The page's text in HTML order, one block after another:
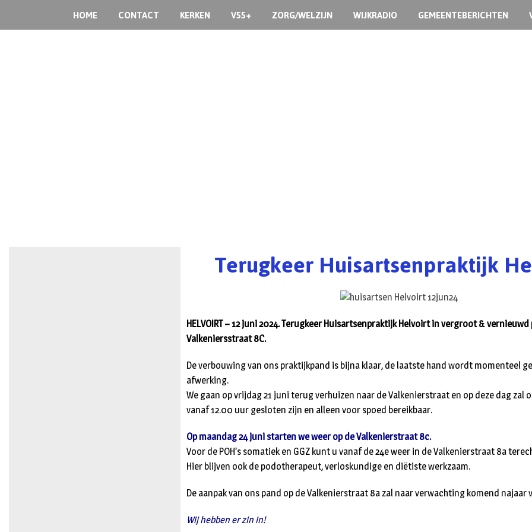
HOME CONTACT KERKEN V55+ ZORG/WELZIJN WIJKRADIO GEMEENTEBERICHTEN
Terugkeer Huisartsenpraktijk
HELVOIRT – 12 juni 2024. Terugkeer Huisartsenpraktijk Helvoirt in vergroot &
Valkeniersstraat 8C.
De verbouwing van ons praktijkpand is bijna klaar, de laatste hand wordt momenteel
afwerking.
We gaan op vrijdag 21 juni terug verhuizen naar de Valkenierstraat en op deze dag zal
vanaf 12.00 uur gesloten zijn en alleen voor spoed bereikbaar.
Op maandag 24 juni starten we weer op de Valkenierstraat 8c.
Voor de POH’s somatiek en GGZ kunt u vanaf de 24e weer in de Valkenierstraat 8a
Hier blijven ook de podotherapeut, verloskundige en diëtiste werkzaam.
De aanpak van ons pand op de Valkenierstraat 8a zal naar verwachting komend najaar
Wij hebben er zin in!